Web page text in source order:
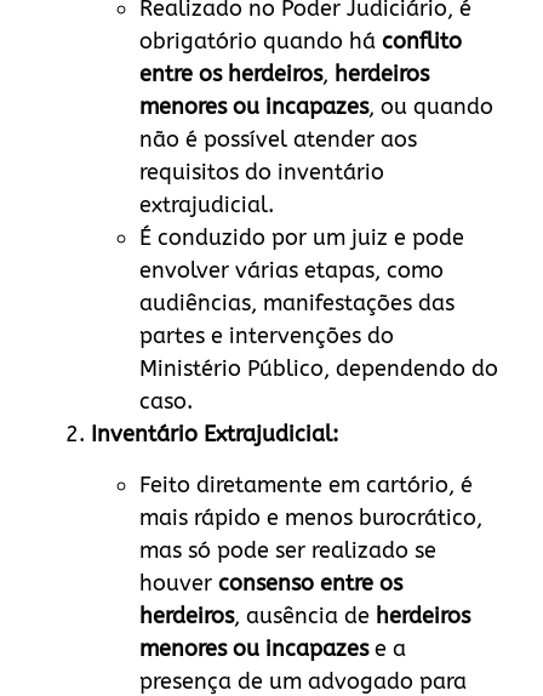
Realizado no Poder Judiciário, é
obrigatório quando há conflito
entre os herdeiros, herdeiros
menores ou incapazes, ou quando
não é possível atender aos
requisitos do inventário
extrajudicial.
É conduzido por um juiz e pode
envolver várias etapas, como
audiências, manifestações das
partes e intervenções do
Ministério Público, dependendo do
caso.
Inventário Extrajudicial:
Feito diretamente em cartório, é
mais rápido e menos burocrático,
mas só pode ser realizado se
houver consenso entre os
herdeiros, ausência de herdeiros
menores ou incapazese a
presença de um advogado para